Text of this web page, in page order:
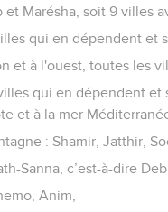
et Marésha, soit 9 villes
qui en dépendent et
et à l'ouest, toutes les
qui en dépendent et
et à la mer
: Shamir, Jatthir,
Sanna, c’est-à-dire
Anim,